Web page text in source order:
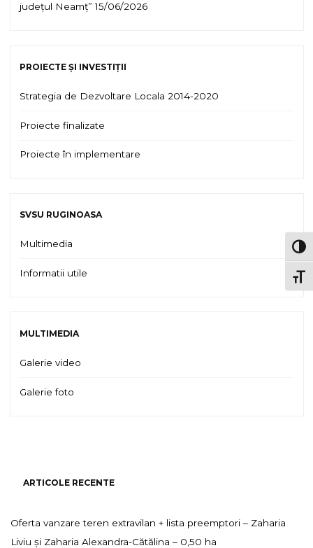
județul Neamț” 15/06/2026
PROIECTE ȘI INVESTIȚII
Strategia de Dezvoltare Locala 2014-2020
Proiecte finalizate
Proiecte în implementare
SVSU RUGINOASA
Multimedia
Informatii utile
MULTIMEDIA
Galerie video
Galerie foto
ARTICOLE RECENTE
Oferta vanzare teren extravilan + lista preemptori – Zaharia
Liviu și Zaharia Alexandra-Cătălina – 0,50 ha